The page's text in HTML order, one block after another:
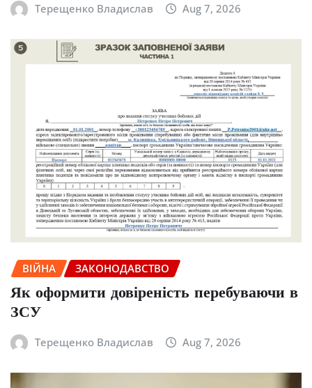
Терещенко Владислав Aug 7, 2026
ВІЙНА ЗАКОНОДАВСТВО
Як оформити довіреність перебуваючи в
ЗСУ
Терещенко Владислав Aug 7, 2026